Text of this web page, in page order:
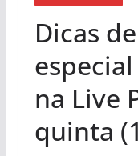
Dicas
na Live
quinta